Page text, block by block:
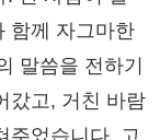
함께 자그마한
말씀을 전하기
갔고, 거친 바람